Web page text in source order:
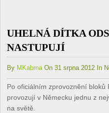
UHELNÁ DÍTKA
NASTUPUJÍ
By MKabrna On 31 srpna 2012 In
Po oficiálním zprovoznění bloků
provozují v Německu jednu z
na světě.